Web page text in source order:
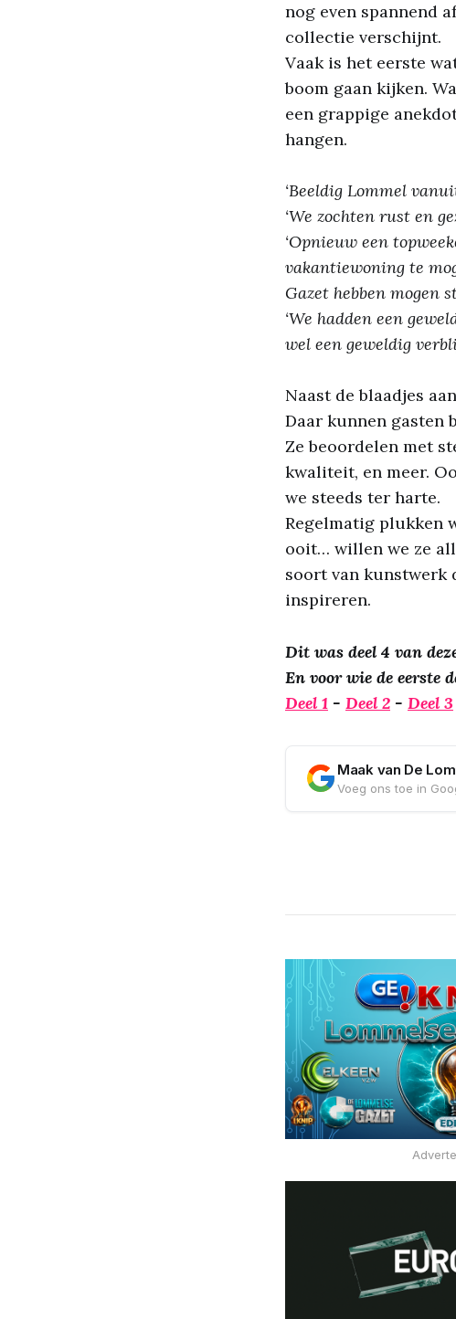
nog even spannend
collectie verschijnt.
Vaak is het eerste
boom gaan kijken.
een grappige
hangen.
‘Beeldig Lommel
‘We zochten rust en
‘Opnieuw een
vakantiewoning te
Gazet hebben mogen
‘We hadden een
wel een geweldig
Naast de blaadjes
Daar kunnen gasten
Ze beoordelen met
kwaliteit, en meer.
we steeds ter harte.
Regelmatig plukken
ooit… willen we ze
soort van kunstwerk
inspireren.
Dit was deel 4 van
En voor wie de eerste
Deel 1 - Deel 2 - Deel 3
Maak van De
Voeg ons toe in